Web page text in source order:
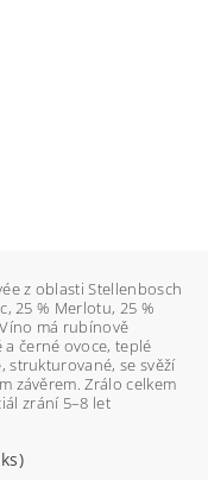
z oblasti Stellenbosch
25 % Merlotu, 25 %
má rubínově
černé ovoce, teplé
strukturované, se svěží
závěrem. Zrálo celkem
zrání 5–8 let